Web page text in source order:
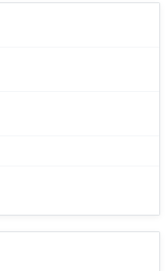
И ДИСЦИПЛИНАМ